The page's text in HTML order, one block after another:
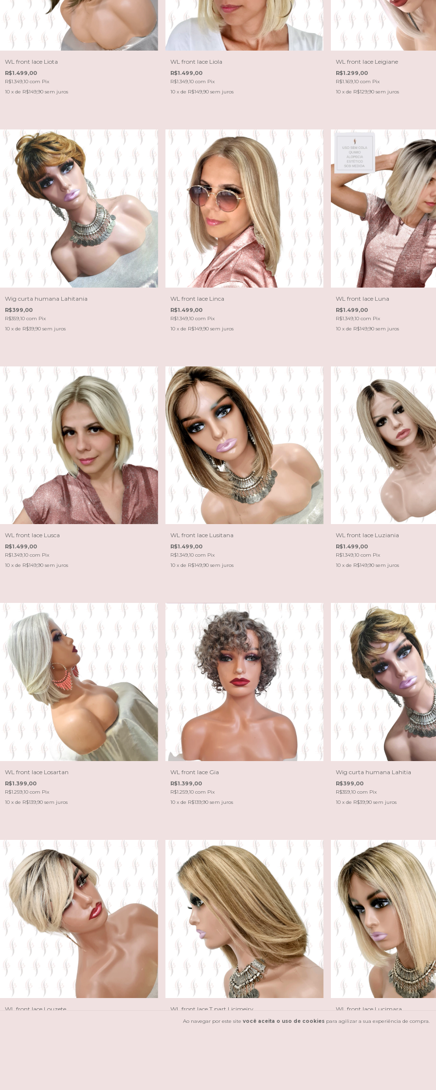
Ao navegar por este site você aceita o uso de cookies para agilizar a sua experiência de compra.
WL front lace Liota
R$1.499,00
R$1.349,10 com Pix
10 x de R$149,90 sem juros
WL front lace Liola
R$1.499,00
R$1.349,10 com Pix
10 x de R$149,90 sem juros
WL front lace Leigiane
R$1.299,00
R$1.169,10 com Pix
10 x de R$129,90 sem juros
Wig curta humana Lahitania
R$399,00
R$359,10 com Pix
10 x de R$39,90 sem juros
WL front lace Linca
R$1.499,00
R$1.349,10 com Pix
10 x de R$149,90 sem juros
WL front lace Luna
R$1.499,00
R$1.349,10 com Pix
10 x de R$149,90 sem juros
WL front lace Lusca
R$1.499,00
R$1.349,10 com Pix
10 x de R$149,90 sem juros
WL front lace Lusitana
R$1.499,00
R$1.349,10 com Pix
10 x de R$149,90 sem juros
WL front lace Luziania
R$1.499,00
R$1.349,10 com Pix
10 x de R$149,90 sem juros
WL front lace Losartan
R$1.399,00
R$1.259,10 com Pix
10 x de R$139,90 sem juros
WL front lace Gia
R$1.399,00
R$1.259,10 com Pix
10 x de R$139,90 sem juros
Wig curta humana Lahitia
R$399,00
R$359,10 com Pix
10 x de R$39,90 sem juros
WL front lace Louzete WL front lace T part Licimeiry
R$1.499,00
WL front lace Lucimara
R$1.499,00